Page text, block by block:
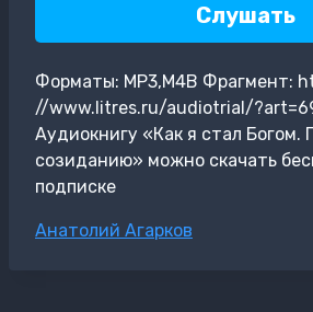
Слушать
Форматы: MP3,M4B Фрагмент:
//www.litres.ru/audiotrial/
Аудиокнигу «Как я стал Богом.
созиданию» можно скачать
подписке
Метки
Анатолий Агарков